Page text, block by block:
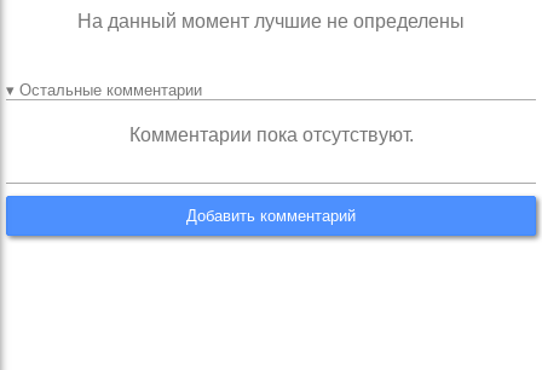
На данный момент лучшие не определены
▾ Остальные комментарии
Комментарии пока отсутствуют.
Добавить комментарий